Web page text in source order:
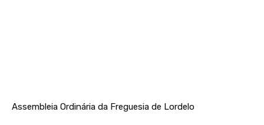
Assembleia Ordinária da Freguesia de Lordelo